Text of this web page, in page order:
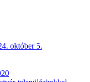
október 5.